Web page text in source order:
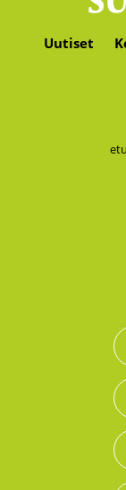
Uutiset